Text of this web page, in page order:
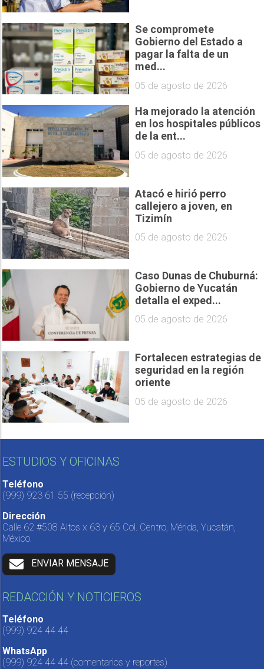
Se compromete
Gobierno del Estado a
pagar la falta de un
med...
05 de agosto de 2026
Ha mejorado la atención
en los hospitales públicos
de la ent...
05 de agosto de 2026
Atacó e hirió perro
callejero a joven, en
Tizimín
05 de agosto de 2026
Caso Dunas de Chuburná:
Gobierno de Yucatán
detalla el exped...
05 de agosto de 2026
Fortalecen estrategias de
seguridad en la región
oriente
05 de agosto de 2026
ESTUDIOS Y OFICINAS
Teléfono
(999) 923 61 55 (recepción)
Dirección
Calle 62 #508 Altos x 63 y 65 Col. Centro, Mérida, Yucatán,
México.
ENVIAR MENSAJE
REDACCIÓN Y NOTICIEROS
Teléfono
(999) 924 44 44
WhatsApp
(999) 924 44 44 (comentarios y reportes)